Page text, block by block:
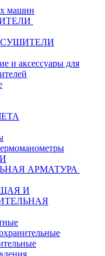
машин
и аксессуары для
АРМАТУРА
И